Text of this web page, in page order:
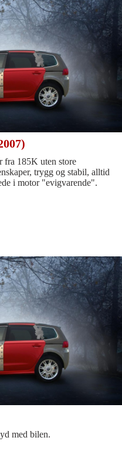
fra 185K uten store
trygg og stabil, alltid
i motor "evigvarende".
med bilen.